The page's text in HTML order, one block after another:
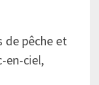
de pêche et
en-ciel,